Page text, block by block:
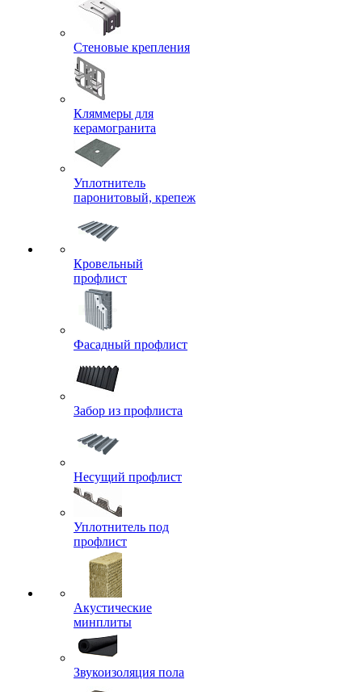
Стеновые крепления
Кляммеры для
керамогранита
Уплотнитель
паронитовый, крепеж
Кровельный
профлист
Фасадный профлист
Забор из профлиста
Несущий профлист
Уплотнитель под
профлист
Акустические
минплиты
Звукоизоляция пола